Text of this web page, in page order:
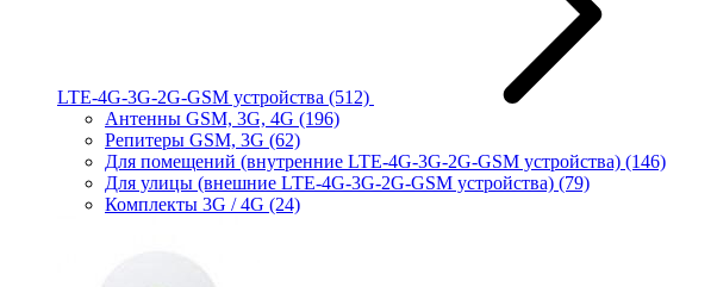
LTE-4G-3G-2G-GSM устройства (512)
Антенны GSM, 3G, 4G (196)
Репитеры GSM, 3G (62)
Для помещений (внутренние LTE-4G-3G-2G-GSM устройства) (146)
Для улицы (внешние LTE-4G-3G-2G-GSM устройства) (79)
Комплекты 3G / 4G (24)